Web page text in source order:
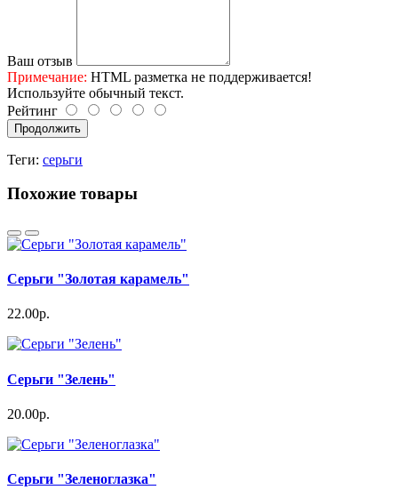
Ваш отзыв
Примечание: HTML разметка не поддерживается!
Используйте обычный текст.
Рейтинг
Продолжить
Теги: серьги
Похожие товары
Серьги "Золотая карамель"
22.00р.
Серьги "Зелень"
20.00р.
Серьги "Зеленоглазка"